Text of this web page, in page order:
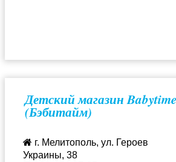
Детский магазин Babytime
(Бэбитайм)
г. Мелитополь, ул. Героев
Украины, 38